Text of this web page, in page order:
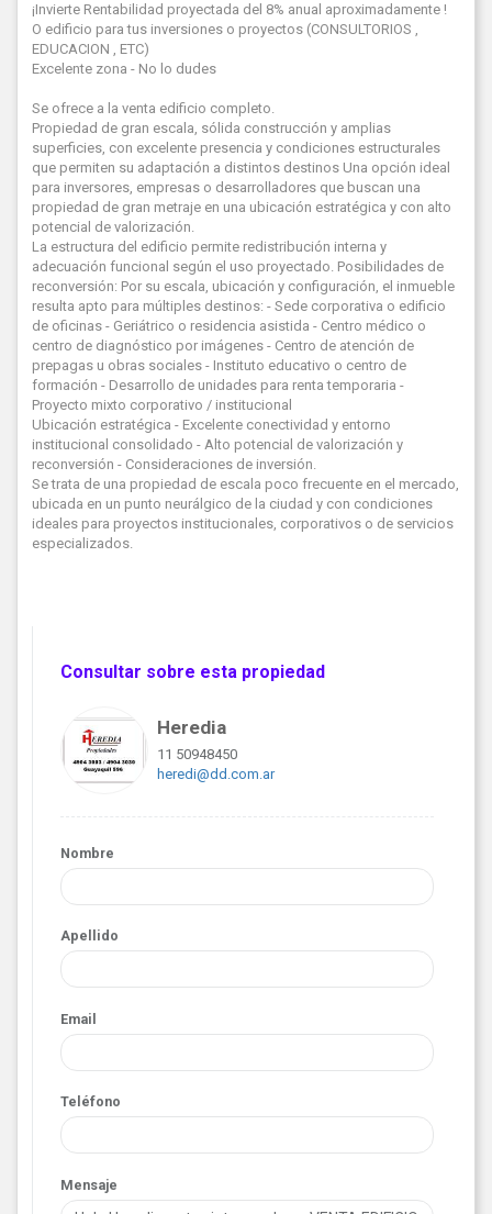
¡Invierte Rentabilidad proyectada del 8% anual aproximadamente !
O edificio para tus inversiones o proyectos (CONSULTORIOS ,
EDUCACION , ETC)
Excelente zona - No lo dudes
Se ofrece a la venta edificio completo.
Propiedad de gran escala, sólida construcción y amplias
superficies, con excelente presencia y condiciones estructurales
que permiten su adaptación a distintos destinos Una opción ideal
para inversores, empresas o desarrolladores que buscan una
propiedad de gran metraje en una ubicación estratégica y con alto
potencial de valorización.
La estructura del edificio permite redistribución interna y
adecuación funcional según el uso proyectado. Posibilidades de
reconversión: Por su escala, ubicación y configuración, el inmueble
resulta apto para múltiples destinos: - Sede corporativa o edificio
de oficinas - Geriátrico o residencia asistida - Centro médico o
centro de diagnóstico por imágenes - Centro de atención de
prepagas u obras sociales - Instituto educativo o centro de
formación - Desarrollo de unidades para renta temporaria -
Proyecto mixto corporativo / institucional
Ubicación estratégica - Excelente conectividad y entorno
institucional consolidado - Alto potencial de valorización y
reconversión - Consideraciones de inversión.
Se trata de una propiedad de escala poco frecuente en el mercado,
ubicada en un punto neurálgico de la ciudad y con condiciones
ideales para proyectos institucionales, corporativos o de servicios
especializados.
Consultar sobre esta propiedad
Heredia
11 50948450
heredi@dd.com.ar
Nombre
Apellido
Email
Teléfono
Mensaje